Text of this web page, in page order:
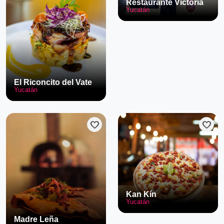
El Riconcito del Vate
Yucatán
Restaurante Victoria
Yucatán
favorite
Madre Leña
favorite
Kan Kín
Yucatán